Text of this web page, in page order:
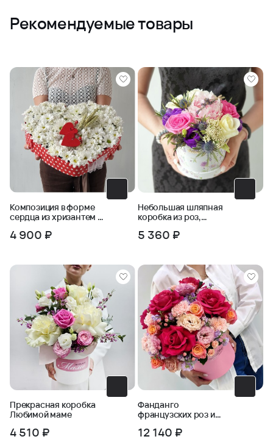
Рекомендуемые товары
Композиция в форме
сердца из хризантем и
4 900 ₽
Небольшая шляпная
коробка из роз,
5 360 ₽
Прекрасная коробка
Любимой маме
4 510 ₽
Фанданго
французских роз и
12 140 ₽